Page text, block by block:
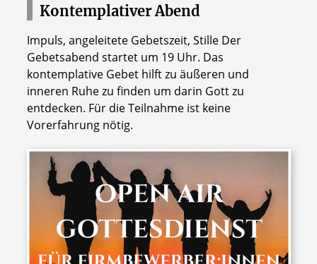
Kontemplativer Abend
Impuls, angeleitete Gebetszeit, Stille Der
Gebetsabend startet um 19 Uhr. Das
kontemplative Gebet hilft zu äußeren und
inneren Ruhe zu finden um darin Gott zu
entdecken. Für die Teilnahme ist keine
Vorerfahrung nötig.